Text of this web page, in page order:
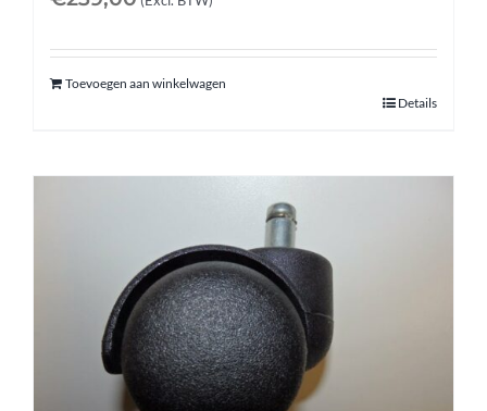
Toevoegen aan winkelwagen
Details